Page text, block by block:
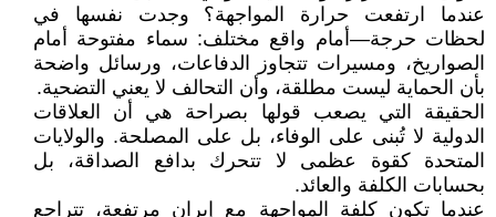
عندما ارتفعت حرارة المواجهة؟ وجدت نفسها في
لحظات حرجة—أمام واقع مختلف: سماء مفتوحة أمام
الصواريخ، ومسيرات تتجاوز الدفاعات، ورسائل واضحة
بأن الحماية ليست مطلقة، وأن التحالف لا يعني التضحية.
الحقيقة التي يصعب قولها بصراحة هي أن العلاقات
الدولية لا تُبنى على الوفاء، بل على المصلحة. والولايات
المتحدة كقوة عظمى لا تتحرك بدافع الصداقة، بل
بحسابات الكلفة والعائد.
عندما تكون كلفة المواجهة مع إيران مرتفعة، تتراجع